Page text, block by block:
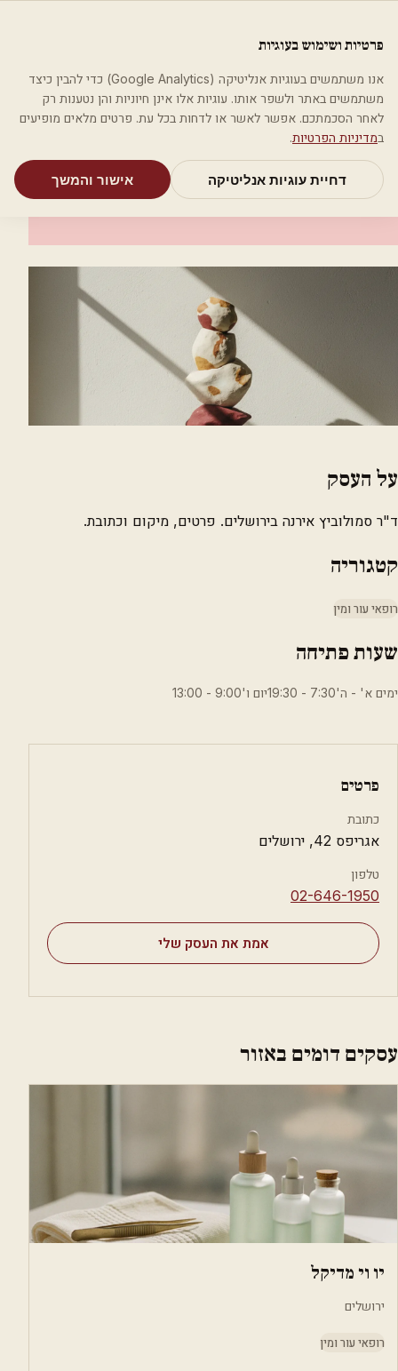
מאמריםקטגוריותחיפושאודות
בית קטגוריות רופאי עור ומין ד"ר סמולוביץ אירנה
רופאי עור ומין
ד"ר סמולוביץ אירנה
על העסק
ד"ר סמולוביץ אירנה בירושלים. פרטים, מיקום וכתובת.
קטגוריה
רופאי עור ומין
שעות פתיחה
ימים א' - ה'7:30 - 19:30יום ו'9:00 - 13:00
פרטים
כתובת
אגריפס 42, ירושלים
טלפון
⁦02-646-1950⁩
אמת את העסק שלי
עסקים דומים באזור
יו וי מדיקל
ירושלים
רופאי עור ומין
פרטיות ושימוש בעוגיות
אנו משתמשים בעוגיות אנליטיקה (Google Analytics) כדי להבין כיצד
משתמשים באתר ולשפר אותו. עוגיות אלו אינן חיוניות והן נטענות רק
לאחר הסכמתכם. אפשר לאשר או לדחות בכל עת. פרטים מלאים מופיעים
במדיניות הפרטיות.
דחיית עוגיות אנליטיקה אישור והמשך